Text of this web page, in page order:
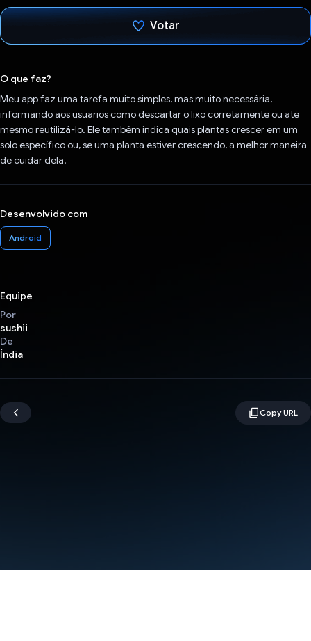
Votar
O que faz?
Meu app faz uma tarefa muito simples, mas muito necessária,
informando aos usuários como descartar o lixo corretamente ou até
mesmo reutilizá-lo. Ele também indica quais plantas crescer em um
solo específico ou, se uma planta estiver crescendo, a melhor maneira
de cuidar dela.
Desenvolvido com
Android
Equipe
Por
sushii
De
Índia